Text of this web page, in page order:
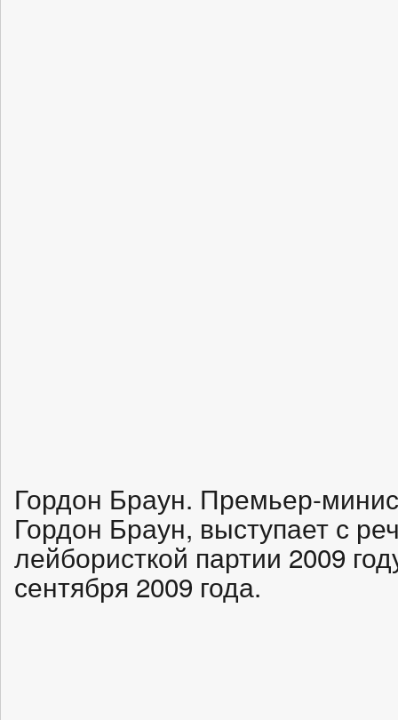
Гордон Браун. Премьер-
Гордон Браун, выступает с
лейбористкой партии 2009
сентября 2009 года.